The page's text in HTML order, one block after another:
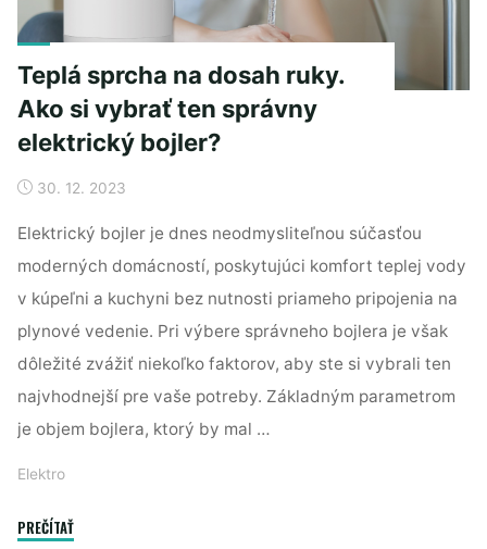
Teplá sprcha na dosah ruky.
Ako si vybrať ten správny
elektrický bojler?
30. 12. 2023
Elektrický bojler je dnes neodmysliteľnou súčasťou
moderných domácností, poskytujúci komfort teplej vody
v kúpeľni a kuchyni bez nutnosti priameho pripojenia na
plynové vedenie. Pri výbere správneho bojlera je však
dôležité zvážiť niekoľko faktorov, aby ste si vybrali ten
najvhodnejší pre vaše potreby. Základným parametrom
je objem bojlera, ktorý by mal …
Elektro
PREČÍTAŤ"Teplá